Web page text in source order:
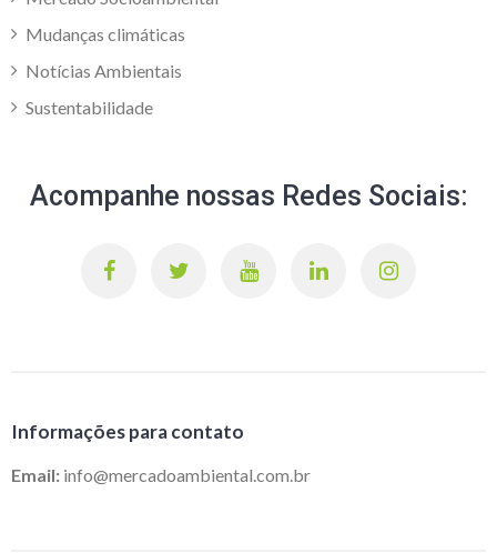
Mudanças climáticas
Notícias Ambientais
Sustentabilidade
Acompanhe nossas Redes Sociais:
Informações para contato
Email: info@mercadoambiental.com.br